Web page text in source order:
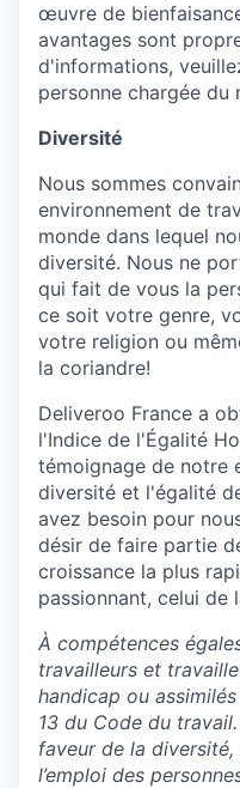
œuvre de
avantages sont
d'informations,
personne chargée
Diversité
Nous sommes
environnement de
monde dans lequel
diversité. Nous ne
qui fait de vous la
ce soit votre genre,
votre religion ou
la coriandre!
Deliveroo France a
l'Indice de l'Égalité
témoignage de notre
diversité et l'égalité
avez besoin pour
désir de faire partie
croissance la plus
passionnant, celui de
À compétences
travailleurs et
handicap ou
13 du Code du
faveur de la diversité,
l’emploi des